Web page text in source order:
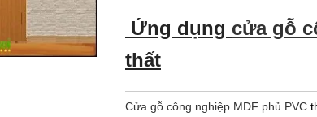
Ứng dụng cửa gỗ
thất
Cửa gỗ công nghiệp MDF phủ PVC